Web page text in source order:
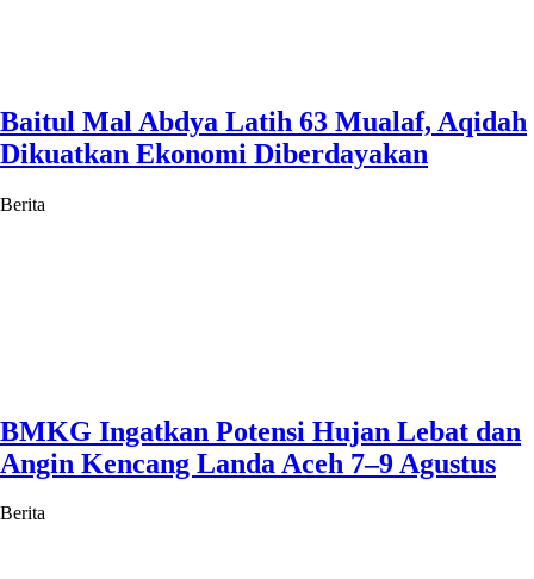
Baitul Mal Abdya Latih 63 Mualaf, Aqidah
Dikuatkan Ekonomi Diberdayakan
Berita
BMKG Ingatkan Potensi Hujan Lebat dan
Angin Kencang Landa Aceh 7–9 Agustus
Berita